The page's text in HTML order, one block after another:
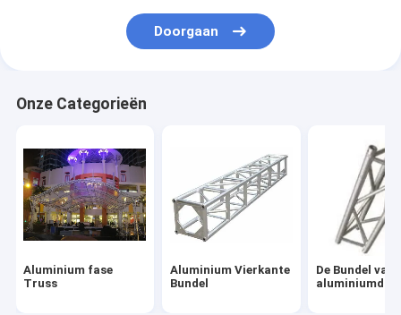
Het Geval van de rekvlucht
Doorgaan
Onze Categorieën
Aluminium fase
Truss
Aluminium Vierkante
Bundel
De Bundel van